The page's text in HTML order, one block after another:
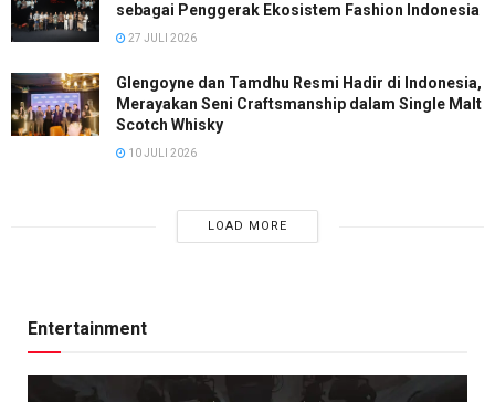
sebagai Penggerak Ekosistem Fashion Indonesia
27 JULI 2026
Glengoyne dan Tamdhu Resmi Hadir di Indonesia,
Merayakan Seni Craftsmanship dalam Single Malt
Scotch Whisky
10 JULI 2026
LOAD MORE
Entertainment